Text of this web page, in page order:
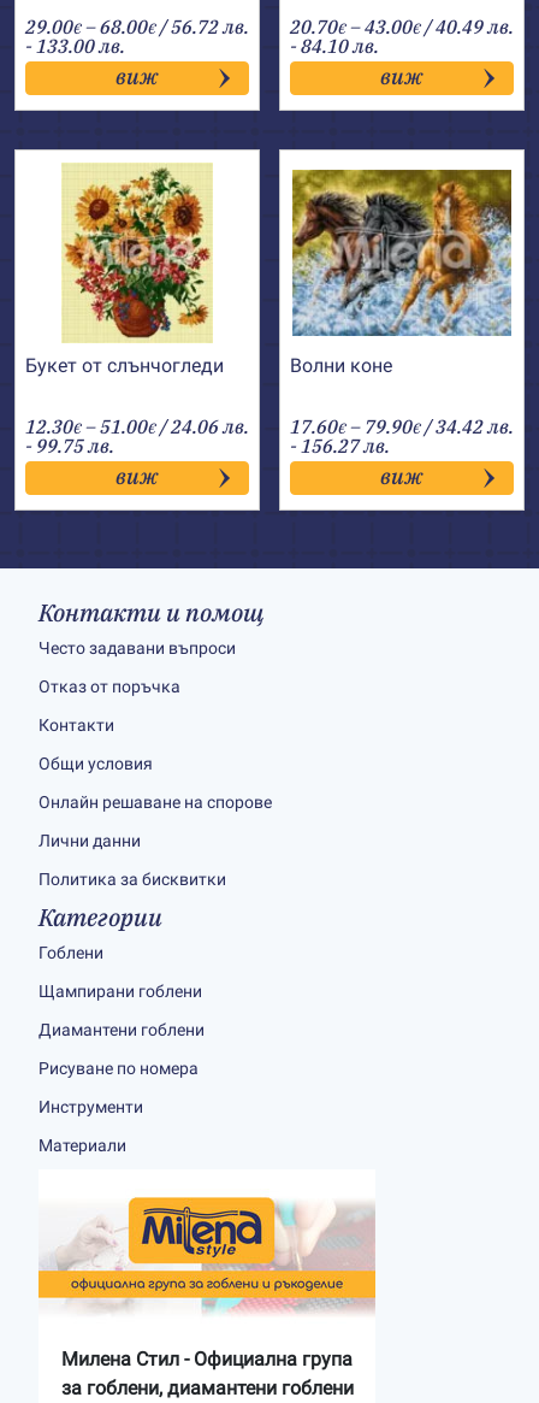
29.00€ –68.00€Price
range:
29.00€
through
68.00€
/ 56.72 лв.
- 133.00 лв.
виж
20.70€ –43.00€Price
range:
20.70€
through
43.00€
/ 40.49 лв.
- 84.10 лв.
виж
Букет от слънчогледи
12.30€ –51.00€Price
range:
12.30€
through
51.00€
/ 24.06 лв.
- 99.75 лв.
виж
Волни коне
17.60€ – 79.90€Price
range:
17.60€
through
79.90€
/ 34.42 лв.
- 156.27 лв.
виж
Контакти и помощ
Често задавани въпроси
Отказ от поръчка
Контакти
Общи условия
Онлайн решаване на спорове
Лични данни
Политика за бисквитки
Категории
Гоблени
Щампирани гоблени
Диамантени гоблени
Рисуване по номера
Инструменти
Материали
Милена Стил - Официална група
за гоблени, диамантени гоблени